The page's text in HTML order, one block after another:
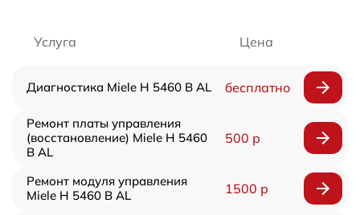
Услуга Цена
Диагностика Miele H 5460 B AL бесплатно
Ремонт платы управления
(восстановление) Miele H 5460
B AL
500 р
Ремонт модуля управления
Miele H 5460 B AL
1500 р